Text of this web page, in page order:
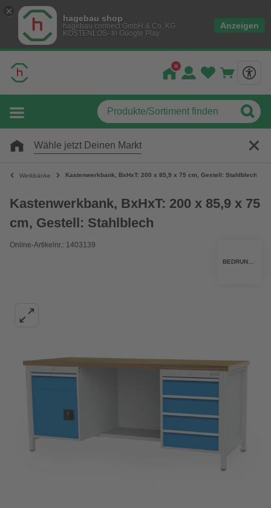
hagebau shop
hagebau connect GmbH & Co. KG
KOSTENLOS- In Google Play
Anzeigen
Wähle jetzt Deinen Markt
Werkbänke Kastenwerkbank, BxHxT: 200 x 85,9 x 75 cm, Gestell: Stahlblech
Kastenwerkbank, BxHxT: 200 x 85,9 x 75
cm, Gestell: Stahlblech
Online-Artikelnr.: 1403139